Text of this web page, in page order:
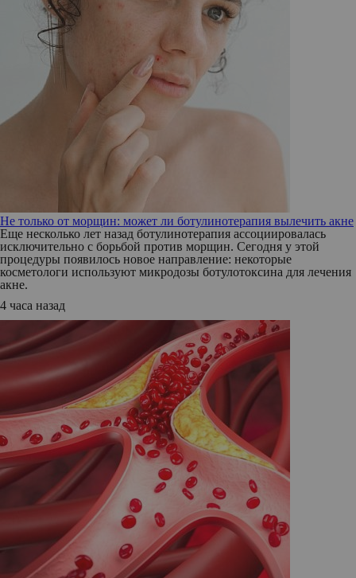
Не только от морщин: может ли ботулинотерапия вылечить акне
Еще несколько лет назад ботулинотерапия ассоциировалась
исключительно с борьбой против морщин. Сегодня у этой
процедуры появилось новое направление: некоторые
косметологи используют микродозы ботулотоксина для лечения
акне.
4 часа назад